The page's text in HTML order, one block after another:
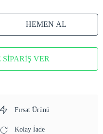
HEMEN AL
VER
Fırsat Ürünü
Kolay İade